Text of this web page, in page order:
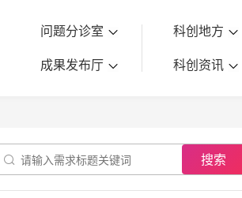
问题分诊室
成果发布厅
科创地方
科创资讯
 搜索